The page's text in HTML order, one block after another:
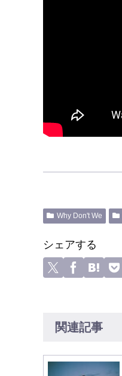
Why Don't We
シェアする
関連記事